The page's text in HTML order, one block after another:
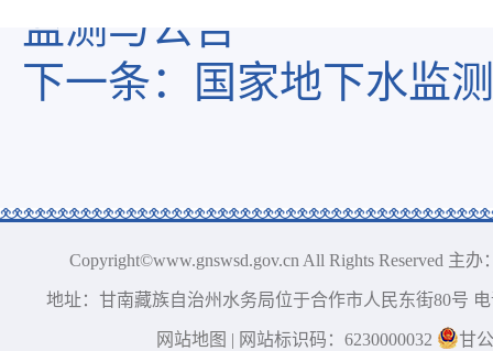
监测与公告
下一条：
国家地下水监
Copyright©www.gnswsd.gov.cn All Rights Reserved
地址：甘南藏族自治州水务局位于合作市人民东街80号
网站地图 | 网站标识码：6230000032 甘